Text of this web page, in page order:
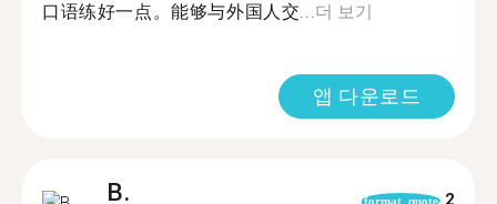
口语练好一点。能够与外国人交...더 보기
앱 다운로드
B. format_quote 2